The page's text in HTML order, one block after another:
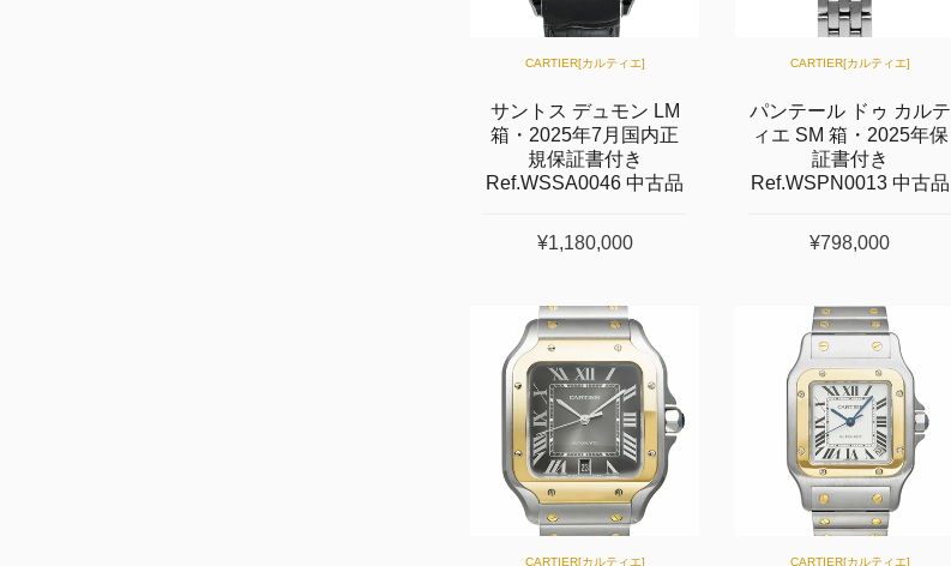
CARTIER[カルティエ]
サントス デュモン LM
箱・2025年7月国内正
規保証書付き
Ref.WSSA0046 中古品
¥1,180,000
CARTIER[カルティエ]
パンテール ドゥ カルテ
ィエ SM 箱・2025年保
証書付き
Ref.WSPN0013 中古品
¥798,000
CARTIER[カルティエ] CARTIER[カルティエ]